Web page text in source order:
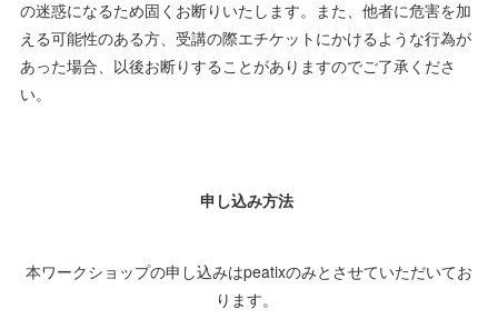
の迷惑になるため固くお断りいたします。また、他者に危害を加
える可能性のある方、受講の際エチケットにかけるような行為が
あった場合、以後お断りすることがありますのでご了承くださ
い。
申し込み方法
本ワークショップの申し込みはpeatixのみとさせていただいてお
ります。